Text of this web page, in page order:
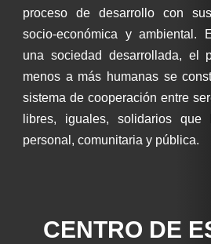
proceso de desarrollo con
socio-económica y ambiental.
una sociedad desarrollada, el
menos a más humanas se
sistema de cooperación entre
libres, iguales, solidarios que
personal, comunitaria y pública.
CENTRO DE